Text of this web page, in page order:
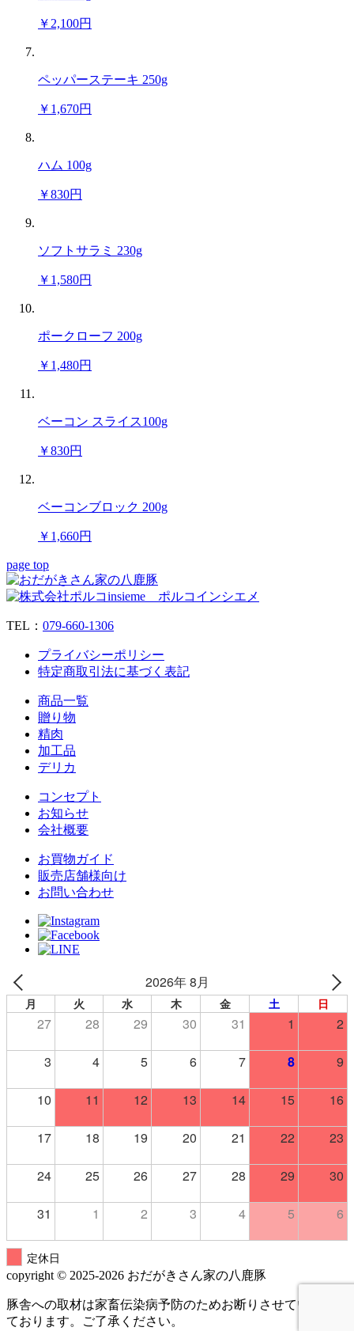
￥2,100円
ペッパーステーキ 250g
￥1,670円
ハム 100g
￥830円
ソフトサラミ 230g
￥1,580円
ポークローフ 200g
￥1,480円
ベーコン スライス100g
￥830円
ベーコンブロック 200g
￥1,660円
page top
TEL： 079‐660‐1306
プライバシーポリシー
特定商取引法に基づく表記
商品一覧
贈り物
精肉
加工品
デリカ
コンセプト
お知らせ
会社概要
お買物ガイド
販売店舗様向け
お問い合わせ
2026年 8月
月 火 水 木 金 土 日
27 28 29 30 31 1 2
3 4 5 6 7 8 9
10 11 12 13 14 15 16
17 18 19 20 21 22 23
24 25 26 27 28 29 30
31 1 2 3 4 5 6
定休日
copyright © 2025-2026 おだがきさん家の八鹿豚
豚舎への取材は家畜伝染病予防のためお断りさせていただい
ております。ご了承ください。